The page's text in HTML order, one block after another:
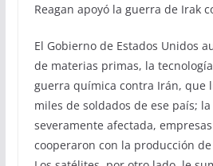
Reagan apoyó la guerra de Irak
El Gobierno de Estados Unidos
de materias primas, la
guerra química contra Irán, que
miles de soldados de ese país;
severamente afectada,
cooperaron con la producción